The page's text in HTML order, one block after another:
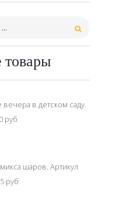
в детском саду.
руб
шаров. Артикул
руб